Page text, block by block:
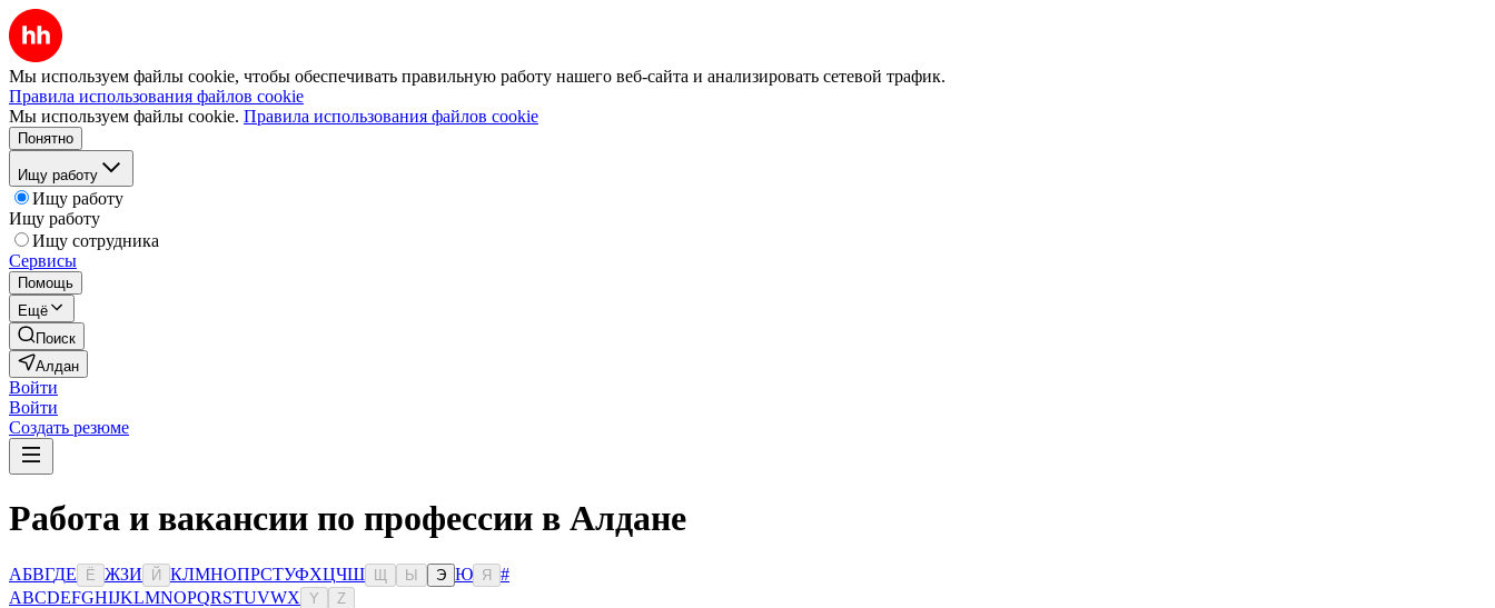
Мы используем файлы cookie, чтобы обеспечивать правильную работу нашего веб-сайта и анализировать сетевой трафик.
Правила использования файлов cookie
Мы используем файлы cookie. Правила использования файлов cookie
Понятно
Ищу работу
Ищу работу
Ищу работу
Ищу сотрудника
Сервисы
Помощь
Ещё
Поиск
Алдан
Войти
Войти
Создать резюме
Работа и вакансии по профессии в Алдане
АБВГДЕ Ё ЖЗИ Й КЛМНОПРСТУФХЦЧШ Ы Э Ю Я
#
ABCDEFGHIJKLMNOPQRSTUVWX Y Z